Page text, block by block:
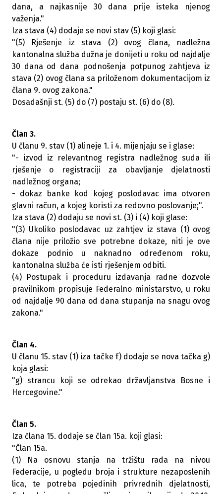
dana, a najkasnije 30 dana prije isteka njenog
važenja."
Iza stava (4) dodaje se novi stav (5) koji glasi:
"(5) Rješenje iz stava (2) ovog člana, nadležna
kantonalna služba dužna je donijeti u roku od najdalje
30 dana od dana podnošenja potpunog zahtjeva iz
stava (2) ovog člana sa priloženom dokumentacijom iz
člana 9. ovog zakona."
Dosadašnji st. (5) do (7) postaju st. (6) do (8).
Član 3.
U članu 9. stav (1) alineje 1. i 4. mijenjaju se i glase:
"- izvod iz relevantnog registra nadležnog suda ili
rješenje o registraciji za obavljanje djelatnosti
nadležnog organa;
- dokaz banke kod kojeg poslodavac ima otvoren
glavni račun, a kojeg koristi za redovno poslovanje;".
Iza stava (2) dodaju se novi st. (3) i (4) koji glase:
"(3) Ukoliko poslodavac uz zahtjev iz stava (1) ovog
člana nije priložio sve potrebne dokaze, niti je ove
dokaze podnio u naknadno određenom roku,
kantonalna služba će isti rješenjem odbiti.
(4) Postupak i proceduru izdavanja radne dozvole
pravilnikom propisuje Federalno ministarstvo, u roku
od najdalje 90 dana od dana stupanja na snagu ovog
zakona."
Član 4.
U članu 15. stav (1) iza tačke f) dodaje se nova tačka g)
koja glasi:
"g) strancu koji se odrekao državljanstva Bosne i
Hercegovine."
Član 5.
Iza člana 15. dodaje se član 15a. koji glasi:
"Član 15a.
(1) Na osnovu stanja na tržištu rada na nivou
Federacije, u pogledu broja i strukture nezaposlenih
lica, te potreba pojedinih privrednih djelatnosti,